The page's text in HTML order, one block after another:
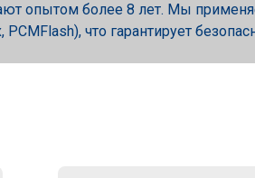
опытом более 8 лет. Мы
что гарантирует